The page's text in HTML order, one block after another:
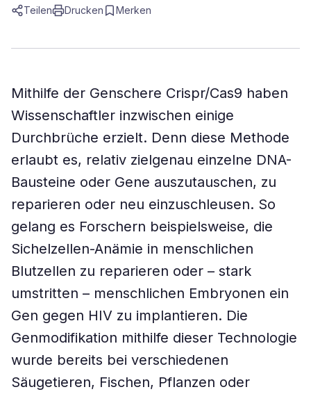
Teilen Drucken Merken
Mithilfe der Genschere Crispr/Cas9 haben
Wissenschaftler inzwischen einige
Durchbrüche erzielt. Denn diese Methode
erlaubt es, relativ zielgenau einzelne DNA-
Bausteine oder Gene auszutauschen, zu
reparieren oder neu einzuschleusen. So
gelang es Forschern beispielsweise, die
Sichelzellen-Anämie in menschlichen
Blutzellen zu reparieren oder – stark
umstritten – menschlichen Embryonen ein
Gen gegen HIV zu implantieren. Die
Genmodifikation mithilfe dieser Technologie
wurde bereits bei verschiedenen
Säugetieren, Fischen, Pflanzen oder